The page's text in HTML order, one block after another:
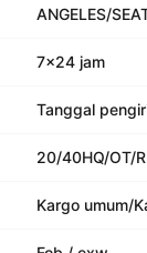
ANGELES/
7x24 jam
Tanggal
20/40HQ/OT/
Kargo umum/